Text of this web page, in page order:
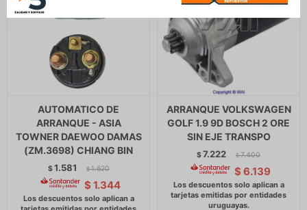
AUTOMATICO DE
ARRANQUE - ASIA
TOWNER DAEWOO DAMAS
(ZM.3698) CHIANG BIN
$1.581 $ 1.620
$ 1.344
ARRANQUE VOLKSWAGEN
GOLF 1.9 9D BOSCH 2 ORE
SIN EJE TRANSPO
$7.222 $ 7.400
$ 6.139